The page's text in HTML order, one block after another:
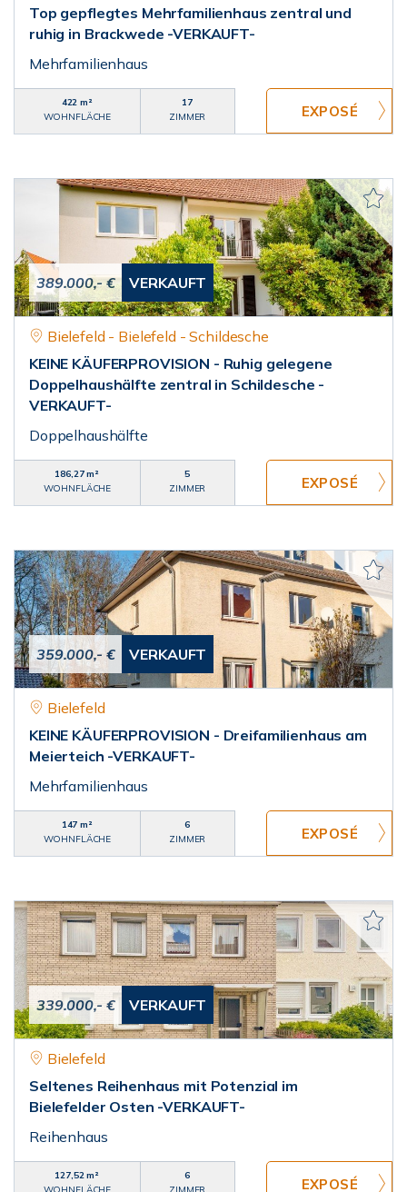
Top gepflegtes Mehrfamilienhaus zentral und
ruhig in Brackwede -VERKAUFT-
Mehrfamilienhaus
422 m²
WOHNFLÄCHE
17
ZIMMER
389.000,- € VERKAUFT
Bielefeld - Bielefeld - Schildesche
KEINE KÄUFERPROVISION - Ruhig gelegene
Doppelhaushälfte zentral in Schildesche -
VERKAUFT-
Doppelhaushälfte
186,27 m²
WOHNFLÄCHE
5
ZIMMER
359.000,- € VERKAUFT
Bielefeld
KEINE KÄUFERPROVISION - Dreifamilienhaus am
Meierteich -VERKAUFT-
Mehrfamilienhaus
147 m²
WOHNFLÄCHE
6
ZIMMER
339.000,- € VERKAUFT
Bielefeld
Seltenes Reihenhaus mit Potenzial im
Bielefelder Osten -VERKAUFT-
Reihenhaus
127,52 m²
6